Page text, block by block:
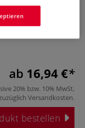
ist pH-neutral,
recyclingfähig.
ab 16,94 €
20% bzw. 10% MwSt,
Versandkosten.
bestellen